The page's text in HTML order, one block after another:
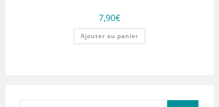
7,90€
Ajouter au panier